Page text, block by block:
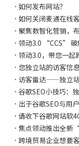
如何发布网站？
如何关闭麦通在线客
聚焦数智化营销，
领动3.0，带您一
访客雷达——独立
谷歌SEO小技巧：
跨境贸易企业想要